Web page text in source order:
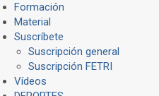
Formación
Material
Suscríbete
Suscripción general
Suscripción FETRI
Vídeos